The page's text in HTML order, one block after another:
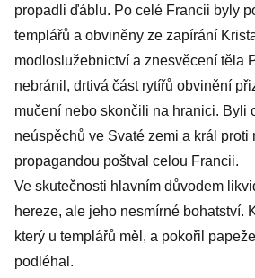
propadli ďáblu. Po celé Francii byly
templářů a obviněny ze zapírání
modloslužebnictví a znesvěcení těla
nebránil, drtivá část rytířů obvinění
mučení nebo skončili na hranici. Byli
neúspěchů ve Svaté zemi a král proti
propagandou poštval celou Francii.
Ve skutečnosti hlavním důvodem
hereze, ale jeho nesmírné bohatství.
který u templářů měl, a pokořil
podléhal.